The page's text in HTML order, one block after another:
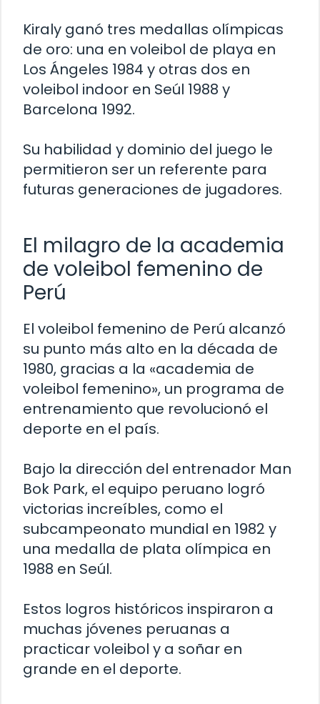
Kiraly ganó tres medallas olímpicas
de oro: una en voleibol de playa en
Los Ángeles 1984 y otras dos en
voleibol indoor en Seúl 1988 y
Barcelona 1992.
Su habilidad y dominio del juego le
permitieron ser un referente para
futuras generaciones de jugadores.
El milagro de la academia
de voleibol femenino de
Perú
El voleibol femenino de Perú alcanzó
su punto más alto en la década de
1980, gracias a la «academia de
voleibol femenino», un programa de
entrenamiento que revolucionó el
deporte en el país.
Bajo la dirección del entrenador Man
Bok Park, el equipo peruano logró
victorias increíbles, como el
subcampeonato mundial en 1982 y
una medalla de plata olímpica en
1988 en Seúl.
Estos logros históricos inspiraron a
muchas jóvenes peruanas a
practicar voleibol y a soñar en
grande en el deporte.